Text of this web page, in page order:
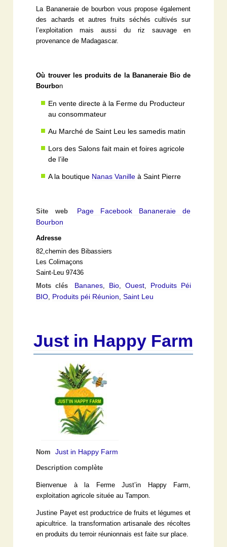
La Bananeraie de bourbon vous propose également
des achards et autres fruits séchés cultivés sur
l’exploitation mais aussi du riz sauvage en
provenance de Madagascar.
Où trouver les produits de la Bananeraie Bio de
Bourbon
En vente directe à la Ferme du Producteur
au consommateur
Au Marché de Saint Leu les samedis matin
Lors des Salons fait main et foires agricole
de l’ile
A la boutique Nanas Vanille à Saint Pierre
Site web
Page Facebook Bananeraie de
Bourbon
Adresse
82,chemin des Bibassiers
Les Colimaçons
Saint-Leu 97436
Mots clés
Bananes, Bio, Ouest, Produits Péi
BIO, Produits péi Réunion,Saint Leu
Just in Happy Farm
Nom Just in Happy Farm
Description complète
Bienvenue à la Ferme Just’in Happy Farm,
exploitation agricole située au Tampon.
Justine Payet est productrice de fruits et légumes et
apicultrice. la transformation artisanale des récoltes
en produits du terroir réunionnais est faite sur place.